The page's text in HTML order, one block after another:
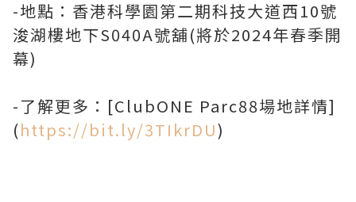
-地點：香港科學園第二期科技大道西10號
浚湖樓地下S040A號舖(將於2024年春季開
幕)
-了解更多：[ClubONE Parc88場地詳情]
(https://bit.ly/3TIkrDU)